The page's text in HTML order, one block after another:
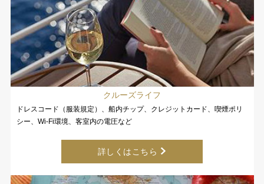
クルーズライフ
ドレスコード（服装規定）、船内チップ、クレジットカード、喫煙ポリ
シー、Wi-Fi環境、客室内の電圧など
詳しくはこちら